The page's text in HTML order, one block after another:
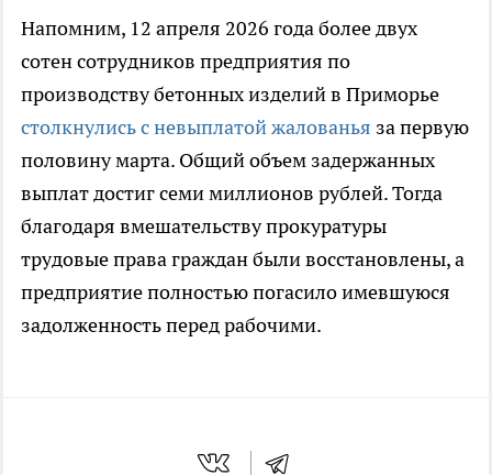
Напомним, 12 апреля 2026 года более двух
сотен сотрудников предприятия по
производству бетонных изделий в Приморье
столкнулись с невыплатой жалованья за первую
половину марта. Общий объем задержанных
выплат достиг семи миллионов рублей. Тогда
благодаря вмешательству прокуратуры
трудовые права граждан были восстановлены, а
предприятие полностью погасило имевшуюся
задолженность перед рабочими.